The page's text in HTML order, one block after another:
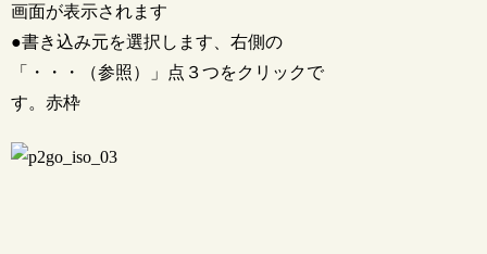
画面が表示されます
●書き込み元を選択します、右側の
「・・・（参照）」点３つをクリックで
す。赤枠